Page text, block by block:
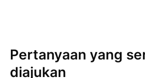
Pertanyaan yang
diajukan